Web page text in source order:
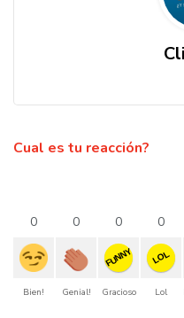
Cual es tu reacción?
0
Bien!
0
Genial!
0
FUNNY
Gracioso
0
LOL
Lol